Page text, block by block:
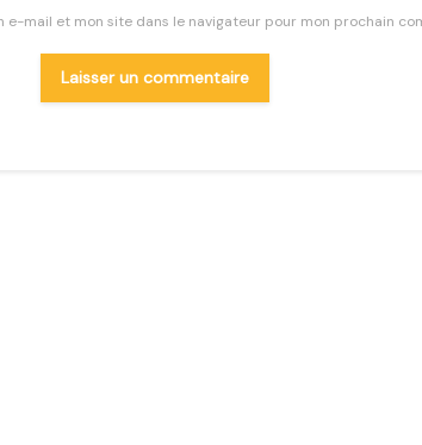
e-mail et mon site dans le navigateur pour mon prochain